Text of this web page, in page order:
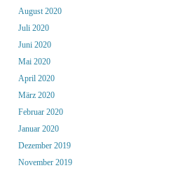
August 2020
Juli 2020
Juni 2020
Mai 2020
April 2020
März 2020
Februar 2020
Januar 2020
Dezember 2019
November 2019